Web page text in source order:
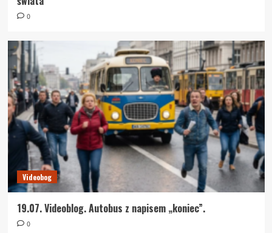
0
Videobog
19.07. Videoblog. Autobus z napisem „koniec”.
0